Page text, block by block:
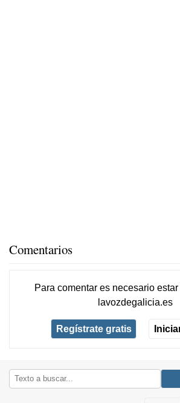
Comentarios
Para comentar es necesario
lavozdegalicia.es
Regístrate gratis